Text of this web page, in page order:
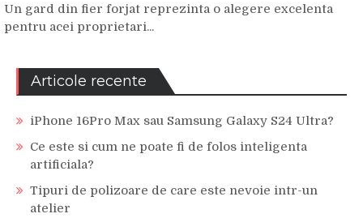
Un gard din fier forjat reprezinta o alegere excelenta
pentru acei proprietari...
Articole recente
iPhone 16Pro Max sau Samsung Galaxy S24 Ultra?
Ce este si cum ne poate fi de folos inteligenta
artificiala?
Tipuri de polizoare de care este nevoie intr-un
atelier